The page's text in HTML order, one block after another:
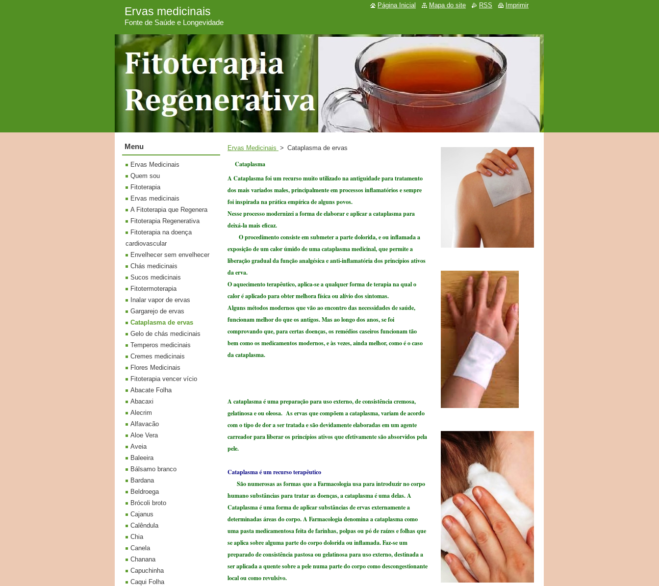
Ervas medicinais
Fonte de Saúde e Longevidade
Ervas Medicinais > Cataplasma de ervas
Cataplasma
A Cataplasma foi um recurso muito utilizado na antiguidade para tratamento
dos mais variados males, principalmente em processos inflamatórios e sempre
foi inspirada na prática empírica de alguns povos.
Nesse processo modernizei a forma de elaborar e aplicar a cataplasma para
deixá-la mais eficaz.
O procedimento consiste em submeter a parte dolorida, e ou inflamada a
exposição de um calor úmido de uma cataplasma medicinal, que permite a
liberação gradual da função analgésica e anti-inflamatória dos princípios ativos
da erva.
O aquecimento terapêutico, aplica-se a qualquer forma de terapia na qual o
calor é aplicado para obter melhora física ou alívio dos sintomas.
Alguns métodos modernos que vão ao encontro das necessidades de saúde,
funcionam melhor do que os antigos. Mas ao longo dos anos, se foi
comprovando que, para certas doenças, os remédios caseiros funcionam tão
bem como os medicamentos modernos, e às vezes, ainda melhor, como é o caso
da cataplasma.
A cataplasma é uma preparação para uso externo, de consistência cremosa,
gelatinosa e ou oleosa. As ervas que compõem a cataplasma, variam de acordo
com o tipo de dor a ser tratada e são devidamente elaboradas em um agente
carreador para liberar os princípios ativos que efetivamente são absorvidos pela
pele.
Cataplasma é um recurso terapêutico
São numerosas as formas que a Farmacologia usa para introduzir no corpo
humano substâncias para tratar as doenças, a cataplasma é uma delas. A
Cataplasma é uma forma de aplicar substâncias de ervas externamente a
determinadas áreas do corpo. A Farmacologia denomina a cataplasma como
uma pasta medicamentosa feita de farinhas, polpas ou pó de raízes e folhas que
se aplica sobre alguma parte do corpo dolorida ou inflamada. Faz-se um
preparado de consistência pastosa ou gelatinosa para uso externo, destinada a
ser aplicada a quente sobre a pele numa parte do corpo como descongestionante
local ou como revulsivo.
Menu
Ervas Medicinais
Quem sou
Fitoterapia
Ervas medicinais
A Fitoterapia que Regenera
Fitoterapia Regenerativa
Fitoterapia na doença
cardiovascular
Envelhecer sem envelhecer
Chás medicinais
Sucos medicinais
Fitotermoterapia
Inalar vapor de ervas
Gargarejo de ervas
Cataplasma de ervas
Gelo de chás medicinais
Temperos medicinais
Cremes medicinais
Flores Medicinais
Fitoterapia vencer vício
Abacate Folha
Abacaxi
Alecrim
Alfavacão
Aloe Vera
Aveia
Baleeira
Bálsamo branco
Bardana
Beldroega
Brócoli broto
Cajanus
Calêndula
Chia
Canela
Chanana
Capuchinha
Caqui Folha
Página Inicial Mapa do site RSS Imprimir